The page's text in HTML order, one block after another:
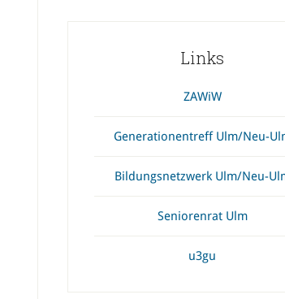
Links
ZAWiW
Generationentreff Ulm/Neu-
Bildungsnetzwerk Ulm/Neu-
Seniorenrat Ulm
u3gu